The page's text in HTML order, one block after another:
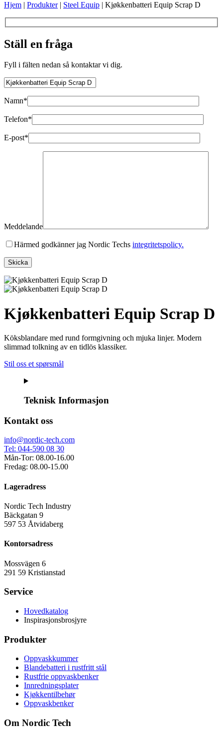
Hjem | Produkter| Steel Equip | Kjøkkenbatteri Equip Scrap D
Ställ en fråga
Fyll i fälten nedan så kontaktar vi dig.
Namn*
Telefon*
E-post*
Meddelande
Härmed godkänner jag Nordic Techs integritetspolicy.
Kjøkkenbatteri Equip Scrap D
Köksblandare med rund formgivning och mjuka linjer. Modern
slimmad tolkning av en tidlös klassiker.
Stil oss et spørsmål
Teknisk Informasjon
Kontakt oss
info@nordic-tech.com
Tel: 044-590 08 30
Mån-Tor: 08.00-16.00
Fredag: 08.00-15.00
Lageradress
Nordic Tech Industry
Bäckgatan 9
597 53 Åtvidaberg
Kontorsadress
Mossvägen 6
291 59 Kristianstad
Service
Hovedkatalog
Inspirasjonsbrosjyre
Produkter
Oppvaskkummer
Blandebatteri i rustfritt stål
Rustfrie oppvaskbenker
Innredningsplater
Kjøkkentilbehør
Oppvaskbenker
Om Nordic Tech